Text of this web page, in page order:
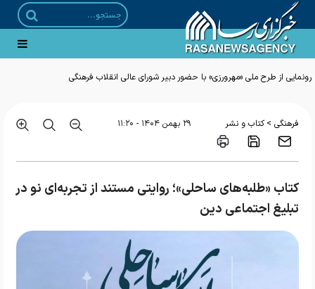
رونمایی از طرح ملی «مهرورزی» با حضور دبیر شورای عالی انقلاب فرهنگی
فرهنگی > کتاب و نشر ۲۹ بهمن ۱۴۰۴ - ۱۱:۲۰
کتاب «طلبه‌های ساحلی»؛ روایتی مستند از تجربه‌ای نو در
تبلیغ اجتماعی دین